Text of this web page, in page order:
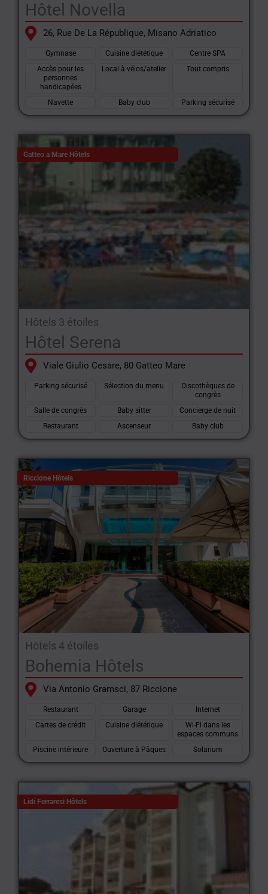
Hôtel Novella
26, Rue De La République, Misano Adriatico
Gymnase Cuisine diététique
Centre SPA
Accès pour les
personnes
handicapées
Local à vélos/atelier Tout compris
Navette Baby club Parking sécurisé
Gatteo a Mare Hôtels
Hôtels 3 étoiles
Hôtel Serena
Viale Giulio Cesare, 80 Gatteo Mare
Parking sécurisé Sélection du menu
Discothèques de
congrès
Salle de congrès
Baby sitter
Concierge de nuit
Restaurant
Ascenseur Baby club
Riccione Hôtels
Hôtels 4 étoiles
Bohemia Hôtels
Via Antonio Gramsci, 87 Riccione
Restaurant Garage
Internet
Cartes de crédit
Cuisine diététique
Wi-Fi dans les
espaces communs
Piscine intérieure
Ouverture à Pâques Solarium
Lidi Ferraresi Hôtels